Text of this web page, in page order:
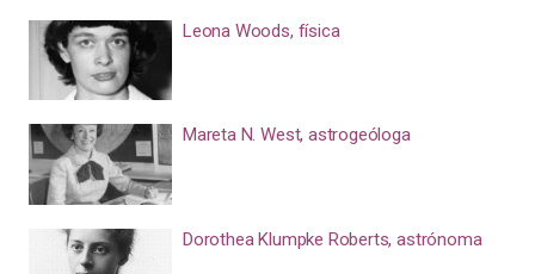
Leona Woods, física
Mareta N. West, astrogeóloga
Dorothea Klumpke Roberts, astrónoma